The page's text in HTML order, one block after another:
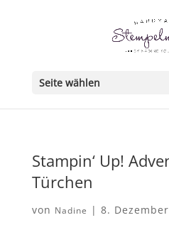
Seite wählen
Stampin‘ Up!
Türchen
von Nadine | 8.